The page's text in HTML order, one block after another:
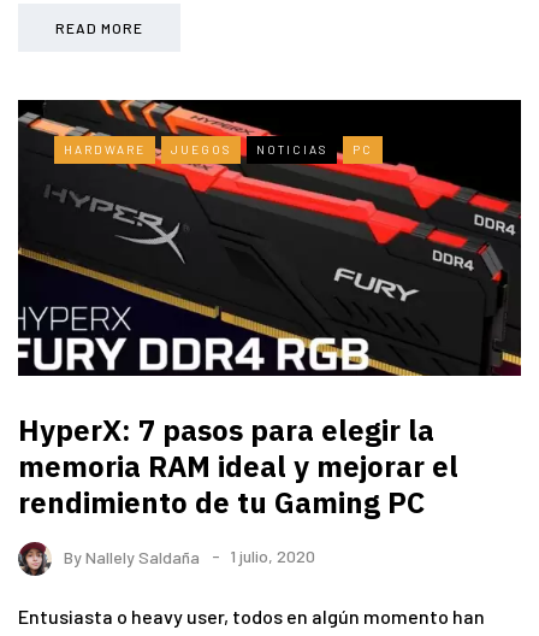
READ MORE
HARDWARE JUEGOS NOTICIAS PC
HyperX: 7 pasos para elegir la
memoria RAM ideal y mejorar el
rendimiento de tu Gaming PC
ByNallely Saldaña 1 julio, 2020
Entusiasta o heavy user, todos en algún momento han